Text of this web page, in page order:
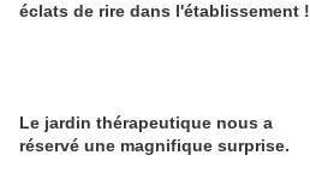
éclats de rire dans l'établissement !
Le jardin thérapeutique nous a
réservé une magnifique surprise.